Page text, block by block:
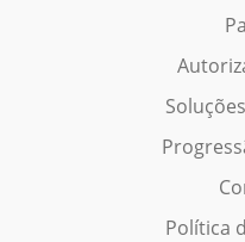
Política